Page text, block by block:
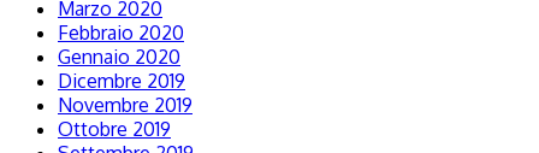
Marzo 2020
Febbraio 2020
Gennaio 2020
Dicembre 2019
Novembre 2019
Ottobre 2019